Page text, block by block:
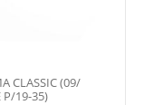
(09/
P/19-35)